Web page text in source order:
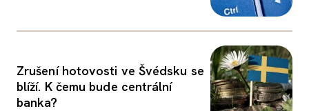
Zrušení hotovosti ve Švédsku se
blíží. K čemu bude centrální
banka?